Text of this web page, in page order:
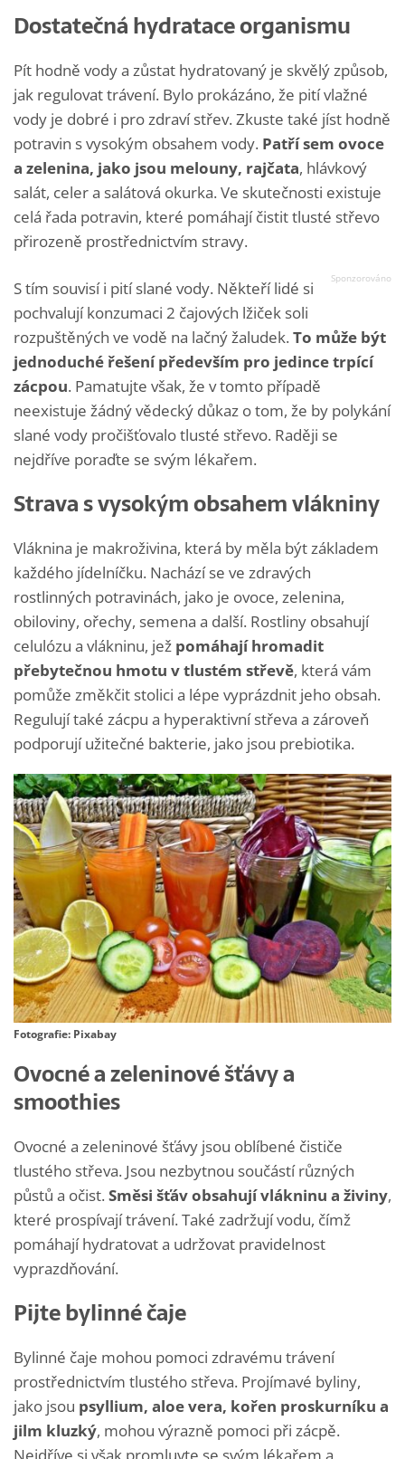
Dostatečná hydratace organismu
Pít hodně vody a zůstat hydratovaný je skvělý způsob,
jak regulovat trávení. Bylo prokázáno, že pití vlažné
vody je dobré i pro zdraví střev. Zkuste také jíst hodně
potravin s vysokým obsahem vody. Patří sem ovoce
a zelenina, jako jsou melouny, rajčata, hlávkový
salát, celer a salátová okurka. Ve skutečnosti existuje
celá řada potravin, které pomáhají čistit tlusté střevo
přirozeně prostřednictvím stravy.
S tím souvisí i pití slané vody. Někteří lidé si
pochvalují konzumaci 2 čajových lžiček soli
rozpuštěných ve vodě na lačný žaludek. To může být
jednoduché řešení především pro jedince trpící
zácpou. Pamatujte však, že v tomto případě
neexistuje žádný vědecký důkaz o tom, že by polykání
slané vody pročišťovalo tlusté střevo. Raději se
nejdříve poraďte se svým lékařem.
Strava s vysokým obsahem vlákniny
Vláknina je makroživina, která by měla být základem
každého jídelníčku. Nachází se ve zdravých
rostlinných potravinách, jako je ovoce, zelenina,
obiloviny, ořechy, semena a další. Rostliny obsahují
celulózu a vlákninu, jež pomáhají hromadit
přebytečnou hmotu v tlustém střevě, která vám
pomůže změkčit stolici a lépe vyprázdnit jeho obsah.
Regulují také zácpu a hyperaktivní střeva a zároveň
podporují užitečné bakterie, jako jsou prebiotika.
Fotografie: Pixabay
Ovocné a zeleninové šťávy a
smoothies
Ovocné a zeleninové šťávy jsou oblíbené čističe
tlustého střeva. Jsou nezbytnou součástí různých
půstů a očist. Směsi šťáv obsahují vlákninu a živiny,
které prospívají trávení. Také zadržují vodu, čímž
pomáhají hydratovat a udržovat pravidelnost
vyprazdňování.
Pijte bylinné čaje
Bylinné čaje mohou pomoci zdravému trávení
prostřednictvím tlustého střeva. Projímavé byliny,
jako jsou psyllium, aloe vera, kořen proskurníku a
jilm kluzký, mohou výrazně pomoci při zácpě.